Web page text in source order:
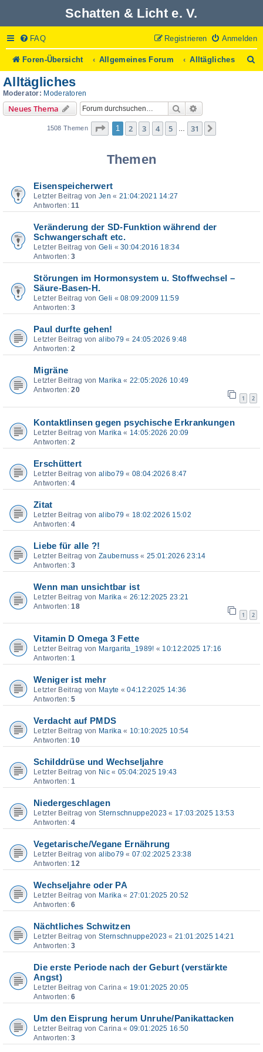
Schatten & Licht e. V.
FAQ Anmelden
Registrieren
Foren-Übersicht Allgemeines Forum Alltägliches
u
Alltägliches
Moderator: Moderatoren
Neues Thema Suche
1508 Themen Seite 1von 31
1 2 3 4 5 … 31
Themen
Eisenspeicherwert
Letzter Beitrag von Jen « 21:04:2021 14:27
Antworten:11
Veränderung der SD-Funktion während der
Schwangerschaft etc.
Letzter Beitrag von Geli «30:04:2016 18:34
Antworten:3
Störungen im Hormonsystem u. Stoffwechsel –
Säure-Basen-H.
Letzter Beitrag von Geli «08:09:2009 11:59
Antworten:3
Paul durfte gehen!
Letzter Beitrag von alibo79 «24:05:2026 9:48
Antworten:2
Migräne
Letzter Beitrag von Marika« 22:05:2026 10:49
Antworten:20
1 2
Kontaktlinsen gegen psychische Erkrankungen
Letzter Beitrag von Marika« 14:05:2026 20:09
Antworten:2
Erschüttert
Letzter Beitrag von alibo79 «08:04:2026 8:47
Antworten:4
Zitat
Letzter Beitrag von alibo79 « 18:02:2026 15:02
Antworten:4
Liebe für alle ?!
Letzter Beitrag von Zaubernuss « 25:01:2026 23:14
Antworten:3
Wenn man unsichtbar ist
Letzter Beitrag von Marika« 26:12:2025 23:21
Antworten:18
1 2
Vitamin D Omega 3 Fette
Letzter Beitrag von Margarita_1989! « 10:12:2025 17:16
Antworten:1
Weniger ist mehr
Letzter Beitrag von Mayte «04:12:2025 14:36
Antworten:5
Verdacht auf PMDS
Letzter Beitrag von Marika« 10:10:2025 10:54
Antworten:10
Schilddrüse und Wechseljahre
Letzter Beitrag von Nic« 05:04:2025 19:43
Antworten:1
Niedergeschlagen
Letzter Beitrag von Sternschnuppe2023 « 17:03:2025 13:53
Antworten:4
Vegetarische/Vegane Ernährung
Letzter Beitrag von alibo79 «07:02:2025 23:38
Antworten:12
Wechseljahre oder PA
Letzter Beitrag von Marika« 27:01:2025 20:52
Antworten:6
Nächtliches Schwitzen
Letzter Beitrag von Sternschnuppe2023 «21:01:2025 14:21
Antworten:3
Die erste Periode nach der Geburt (verstärkte
Angst)
Letzter Beitrag vonCarina« 19:01:2025 20:05
Antworten:6
Um den Eisprung herum Unruhe/Panikattacken
Letzter Beitrag vonCarina« 09:01:2025 16:50
Antworten:3